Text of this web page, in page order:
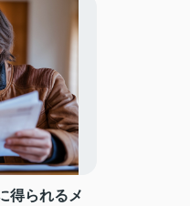
得られるメ